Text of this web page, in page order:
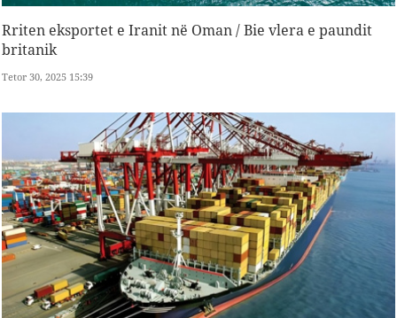
Rriten eksportet e Iranit në Oman / Bie vlera e paundit
britanik
Tetor 30, 2025 15:39